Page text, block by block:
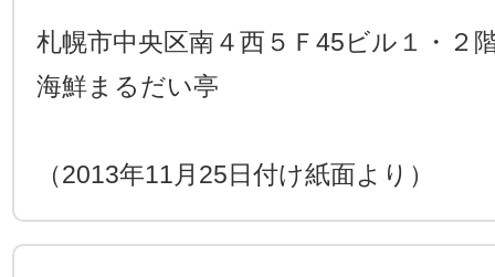
札幌市中央区南４西５Ｆ45ビル１・２
海鮮まるだい亭
（2013年11月25日付け紙面より）